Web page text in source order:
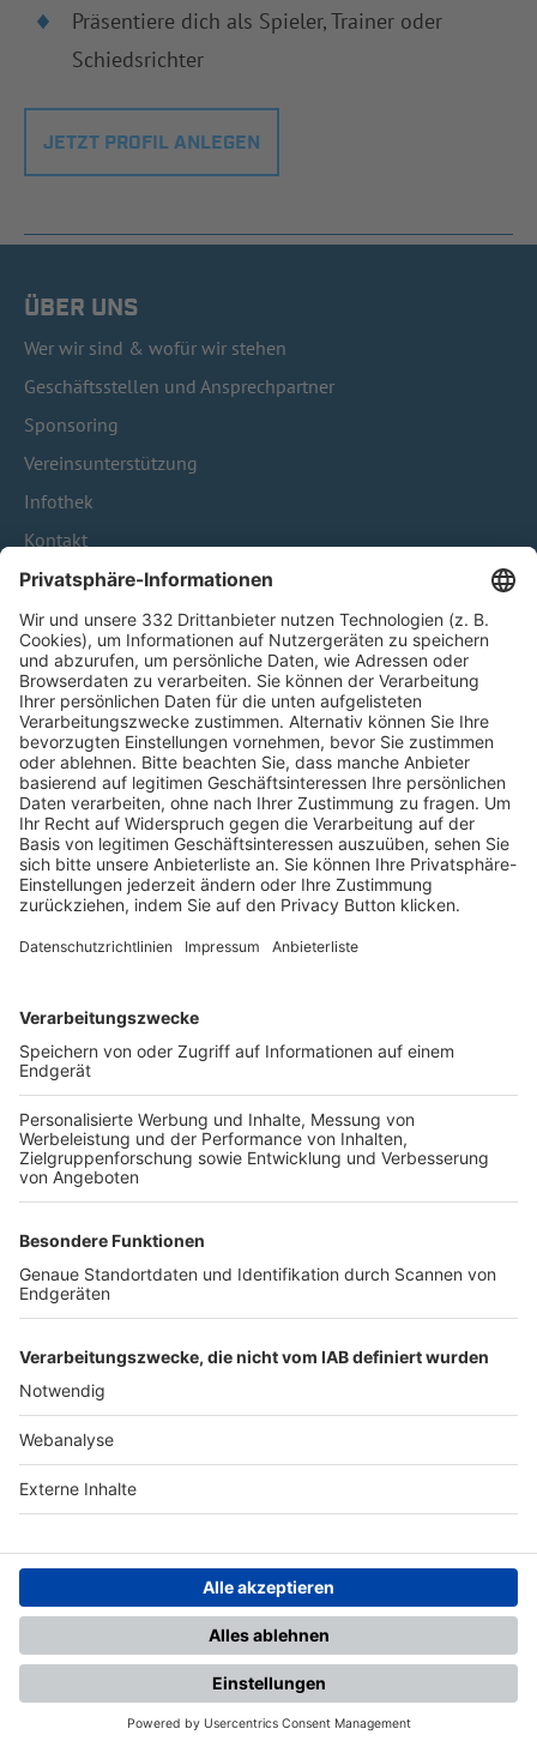
Präsentiere dich als Spieler, Trainer oder
Schiedsrichter
JETZT PROFIL ANLEGEN
ÜBER UNS
Wer wir sind & wofür wir stehen
Geschäftsstellen und Ansprechpartner
Sponsoring
Vereinsunterstützung
Infothek
Kontakt
HÄUFIG BESUCHTE SEITEN
Pässe und Vereinswechsel
Trainerausbildung
Schulungsangebot Vereinsmitarbeiter
BFV-Geschäftsstellen
Trainerbörse
Login SpielPlus
FOLGE DEM BFV
TOP-VEREINE
TOP-PARTNER
Nutzungsbedingungen Datenschutz Impressum